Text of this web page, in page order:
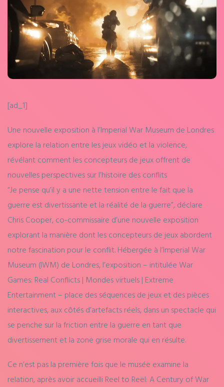
[ad_1]
Une nouvelle exposition à l’Imperial War Museum de Londres
explore la relation entre les jeux vidéo et la violence,
révélant comment les concepteurs de jeux offrent de
nouvelles perspectives sur l’histoire des conflits
“Je pense qu’il y a une nette tension entre le fait que la
guerre est divertissante et la réalité de la guerre”, déclare
Chris Cooper, co-commissaire d’une nouvelle exposition
explorant la manière dont les concepteurs de jeux abordent
notre fascination pour le conflit. Hébergée à l’Imperial War
Museum (IWM) de Londres, l’exposition – intitulée War
Games: Real Conflicts | Mondes virtuels | Extreme
Entertainment – place des séquences de jeux et des pièces
interactives, aux côtés d’artefacts réels, dans un spectacle qui
se penche sur la friction entre la guerre en tant que
divertissement et la zone grise morale qui en résulte.
Ce n’est pas la première fois que le musée examine la
relation, après avoir accueilli Reel to Reel: A Century of War